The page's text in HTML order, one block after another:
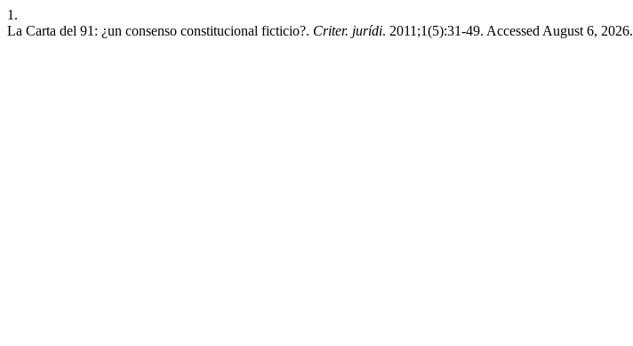
1.
La Carta del 91: ¿un consenso constitucional ficticio?. Criter. jurídi. 2011;1(5):31-49. Accessed August 6, 2026.